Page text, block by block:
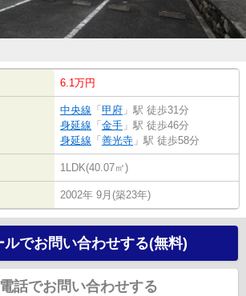
6.1万円
中央線 「 甲府 」駅 徒歩31分
身延線 「 金手 」駅 徒歩46分
身延線 「 善光寺 」駅 徒歩58分
1LDK(40.07㎡)
2002年 9月(築23年)
ルでお問い合わせする(無料)
電話でお問い合わせする